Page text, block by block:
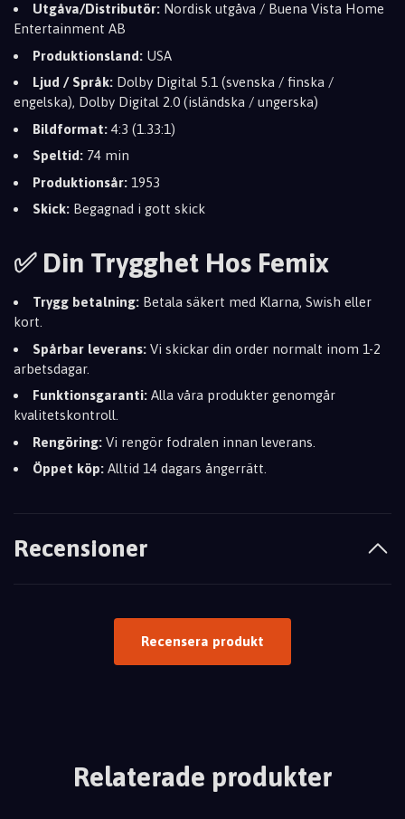
Utgåva/Distributör: Nordisk utgåva / Buena Vista Home
Entertainment AB
Produktionsland: USA
Ljud / Språk: Dolby Digital 5.1 (svenska / finska /
engelska), Dolby Digital 2.0 (isländska / ungerska)
Bildformat:4:3 (1.33:1)
Speltid: 74 min
Produktionsår: 1953
Skick: Begagnad i gott skick
✅ Din Trygghet Hos Femix
Trygg betalning: Betala säkert med Klarna, Swish eller
kort.
Spårbar leverans: Vi skickar din order normalt inom 1-2
arbetsdagar.
Funktionsgaranti: Alla våra produkter genomgår
kvalitetskontroll.
Rengöring: Vi rengör fodralen innan leverans.
Öppet köp: Alltid 14 dagars ångerrätt.
Recensioner
Recensera produkt
Relaterade produkter